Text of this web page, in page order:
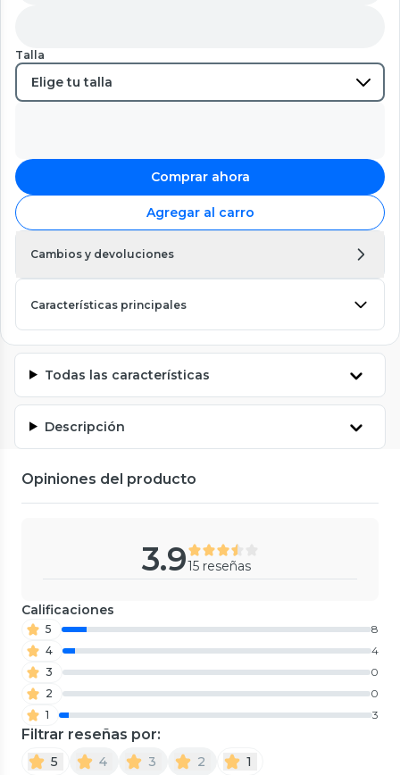
Talla
Comprar ahora
Agregar al carro
Cambios y devoluciones
Características principales
Todas las características
Descripción
Opiniones del producto
3.915 reseñas
Calificaciones
5
8
4
4
3
0
2
0
1
3
Filtrar reseñas por:
5 4 3 2 1